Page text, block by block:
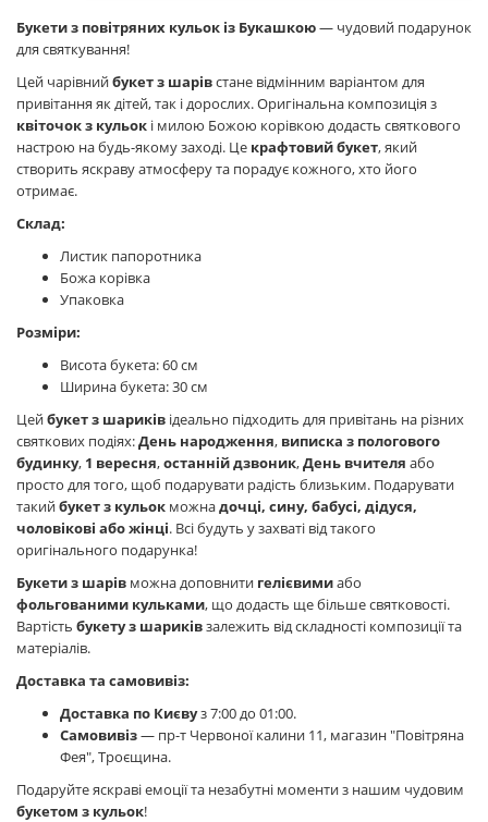
Букети з повітряних кульок із Букашкою— чудовий подарунок
для святкування!
Цей чарівнийбукет з шарівстане відмінним варіантом для
привітання як дітей, так і дорослих. Оригінальна композиція з
квіточок з кульок і милою Божою корівкою додасть святкового
настрою на будь-якому заході. Це крафтовий букет, який
створить яскраву атмосферу та порадує кожного, хто його
отримає.
Склад:
Листик папоротника
Божа корівка
Упаковка
Розміри:
Висота букета: 60 см
Ширина букета: 30 см
Цейбукет з шариків ідеально підходить для привітань на різних
святкових подіях:День народження, виписка з пологового
будинку, 1 вересня,останній дзвоник,День вчителя або
просто для того, щоб подарувати радість близьким. Подарувати
такийбукет з кульок можнадочці, сину, бабусі, дідуся,
чоловікові або жінці. Всі будуть у захваті від такого
оригінального подарунка!
Букети з шарів можна доповнити гелієвимиабо
фольгованими кульками, що додасть ще більше святковості.
Вартість букету з шариківзалежить від складності композиції та
матеріалів.
Доставка та самовивіз:
Доставка по Києвуз 7:00 до 01:00.
Самовивіз— пр-т Червоної калини 11, магазин "Повітряна
Фея", Троєщина.
Подаруйте яскраві емоції та незабутні моменти з нашим чудовим
букетом з кульок!